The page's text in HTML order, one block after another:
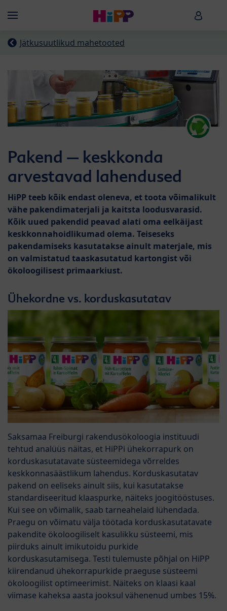
Menü HiPP
Jätkusuutlikud mahetooted
Pakend – keskkonda
arvestavad lahendused
HiPP teeb kõik endast oleneva, et toota võimalikult
vähe pakendimaterjali ja kaitsta loodusvarasid.
Kõik uued pakendid peavad alati oma eelkäijast
keskkonnahoidlikumad olema. Teiseseks
pakendamiseks kasutatakse ainult materjale, mis
on valmistatud taaskasutatud kartongist või
ökoloogilisest primaarkiust.
Ühekordne vs. korduskasutatav
Saksamaa Freiburgi rakendusökoloogia instituudi
tehtud analüüs näitas, et HiPPi ühekorrapurk on
korduskasutatavate süsteemidega võrreldes
keskkonnasäästlikum lahendus. Korduskasutatav
pakend on eeliseks ainult siis, kui kasutatakse
standardiseeritud klaaspurke, näiteks joogitööstuses.
Kui see on võimalik, saab tarneahelaid lühendada.
Praegu on võimatu välja töötada korduskasutatavate
pakendite ökoloogiliselt kasulikku süsteemi, mis
piirduks ainult imikutoidu purkide
korduskasutamisega. Testi tulemuste põhjal on HiPP
kiirendanud ühekorrapurkide praeguse süsteemi
ökoloogilist optimeerimist. Näiteks on klaasi kaal
viimase kaheksa aasta jooksul vähenenud umbes 15%.